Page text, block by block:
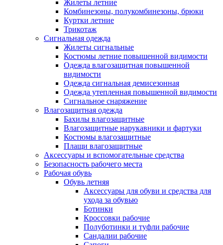
Жилеты летние
Комбинезоны, полукомбинезоны, брюки
Куртки летние
Трикотаж
Сигнальная одежда
Жилеты сигнальные
Костюмы летние повышенной видимости
Одежда влагозащитная повышенной
видимости
Одежда сигнальная демисезонная
Одежда утепленная повышенной видимости
Сигнальное снаряжение
Влагозащитная одежда
Бахилы влагозащитные
Влагозащитные нарукавники и фартуки
Костюмы влагозащитные
Плащи влагозащитные
Аксессуары и вспомогательные средства
Безопасность рабочего места
Рабочая обувь
Обувь летняя
Аксессуары для обуви и средства для
ухода за обувью
Ботинки
Кроссовки рабочие
Полуботинки и туфли рабочие
Сандалии рабочие